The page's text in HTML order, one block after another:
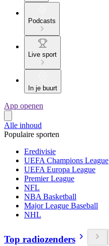
Podcasts
Live sport
In je buurt
App openen
Alle inhoud
Populaire sporten
Eredivisie
UEFA Champions League
UEFA Europa League
Premier League
NFL
NBA Basketball
Major League Baseball
NHL
Top radiozenders